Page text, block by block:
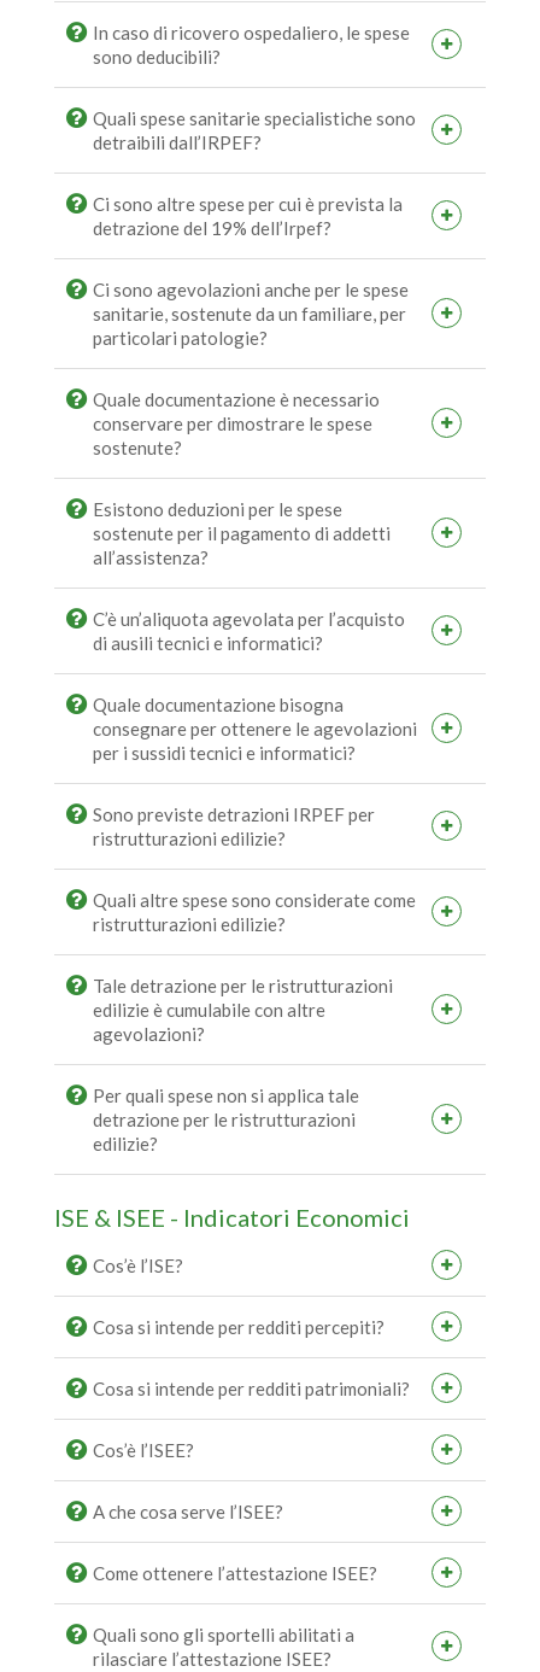
In caso di ricovero ospedaliero, le spese
sono deducibili?
Quali spese sanitarie specialistiche sono
detraibili dall’IRPEF?
Ci sono altre spese per cui è prevista la
detrazione del 19% dell’Irpef?
Ci sono agevolazioni anche per le spese
sanitarie, sostenute da un familiare, per
particolari patologie?
Quale documentazione è necessario
conservare per dimostrare le spese
sostenute?
Esistono deduzioni per le spese
sostenute per il pagamento di addetti
all’assistenza?
C’è un’aliquota agevolata per l’acquisto
di ausili tecnici e informatici?
Quale documentazione bisogna
consegnare per ottenere le agevolazioni
per i sussidi tecnici e informatici?
Sono previste detrazioni IRPEF per
ristrutturazioni edilizie?
Quali altre spese sono considerate come
ristrutturazioni edilizie?
Tale detrazione per le ristrutturazioni
edilizie è cumulabile con altre
agevolazioni?
Per quali spese non si applica tale
detrazione per le ristrutturazioni
edilizie?
ISE & ISEE - Indicatori Economici
Cos’è l’ISE?
Cosa si intende per redditi percepiti?
Cosa si intende per redditi patrimoniali?
Cos’è l’ISEE?
A che cosa serve l’ISEE?
Come ottenere l’attestazione ISEE?
Quali sono gli sportelli abilitati a
rilasciare l’attestazione ISEE?